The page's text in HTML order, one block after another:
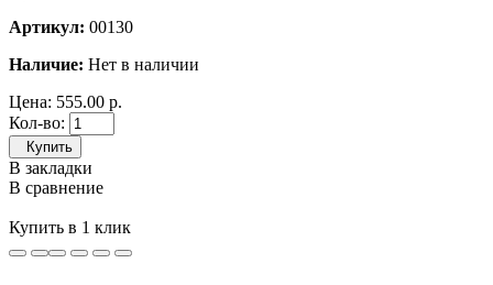
Артикул: 00130
Наличие: Нет в наличии
Цена: 555.00 р.
Кол-во:
Купить
В закладки
В сравнение
Купить в 1 клик